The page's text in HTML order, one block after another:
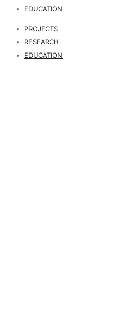
EDUCATION
PROJECTS
RESEARCH
EDUCATION